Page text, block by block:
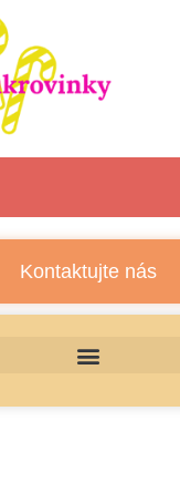
Kontaktujte nás